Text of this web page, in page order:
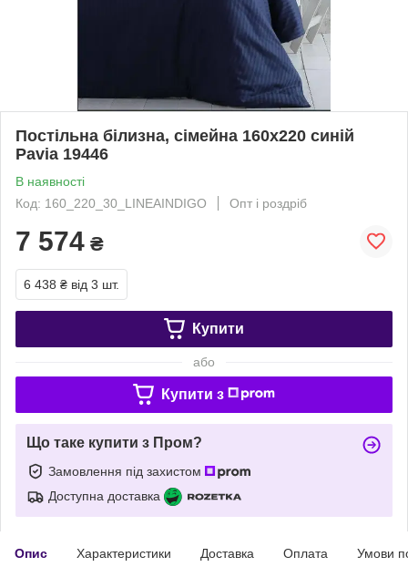
Постільна білизна, сімейна 160х220 синій
Pavia 19446
В наявності
Код: 160_220_30_LINEAINDIGO
Опт і роздріб
7 574 ₴
6 438 ₴ від 3 шт.
Купити
або
Купити з
Що таке купити з Пром?
Замовлення під захистом
Доступна доставка
Опис Характеристики Доставка Оплата Умови